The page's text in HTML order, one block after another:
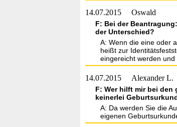
14.07.2015 Oswald
F: Bei der
der Unterschied?
A: Wenn die eine oder
heißt zur
eingereicht werden
14.07.2015 Alexander L.
F: Wer hilft mir bei den
keinerlei
A: Da werden Sie die
eigenen